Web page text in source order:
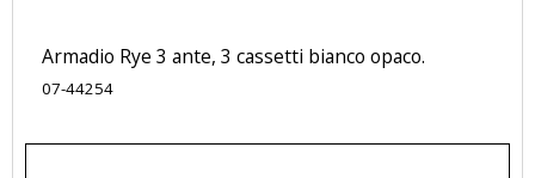
Armadio Rye 3 ante, 3 cassetti bianco opaco.
07-44254